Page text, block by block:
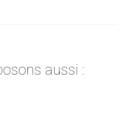
aussi :